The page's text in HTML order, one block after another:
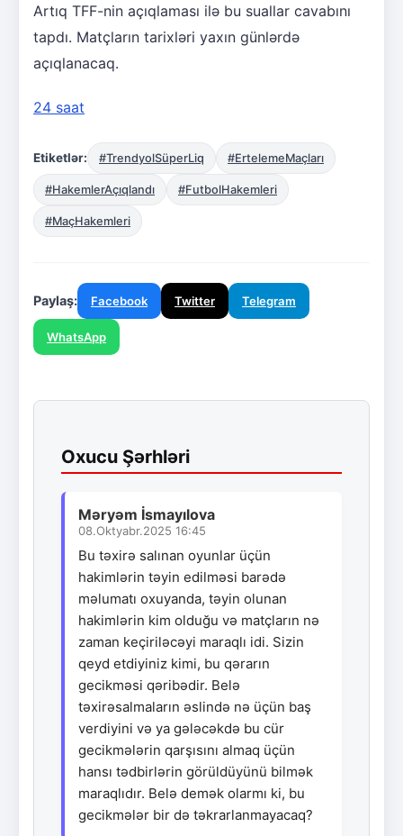
Artıq TFF-nin açıqlaması ilə bu suallar cavabını
tapdı. Matçların tarixləri yaxın günlərdə
açıqlanacaq.
24 saat
Etiketlər: #TrendyolSüperLiq #ErtelemeMaçları
#HakemlerAçıqlandı #FutbolHakemleri
#MaçHakemleri
Paylaş: Facebook Twitter Telegram
WhatsApp
Oxucu Şərhləri
Məryəm İsmayılova
08.Oktyabr.2025 16:45
Bu təxirə salınan oyunlar üçün
hakimlərin təyin edilməsi barədə
məlumatı oxuyanda, təyin olunan
hakimlərin kim olduğu və matçların nə
zaman keçiriləcəyi maraqlı idi. Sizin
qeyd etdiyiniz kimi, bu qərarın
gecikməsi qəribədir. Belə
təxirəsalmaların əslində nə üçün baş
verdiyini və ya gələcəkdə bu cür
gecikmələrin qarşısını almaq üçün
hansı tədbirlərin görüldüyünü bilmək
maraqlıdır. Belə demək olarmı ki, bu
gecikmələr bir də təkrarlanmayacaq?